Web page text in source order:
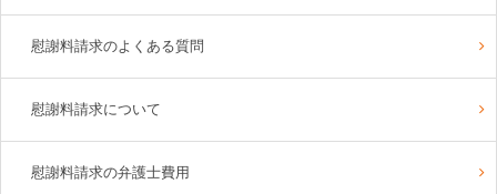
慰謝料請求のよくある質問
慰謝料請求について
慰謝料請求の弁護士費用